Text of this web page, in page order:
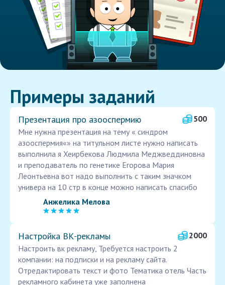
Примеры заданий
Презентация про азооспермию
500
Мне нужна презентация на тему « синдром
азооспермия«» на титульном листе нужно написать
выполнила я Хеирбекова Людмила Меджведдиновна
и преподаватель по генетике Егорова Мария
Леонтьевна вот надо выполнить с таким значком
универа на 10 стр в конце можно написать спасибо
Анжелика Мелова
Настройка ВК‑рекламы
2000
Настроить вк рекламу, Требуется настроить 2
компании: на подписки и на рекламу сайта.
Отредактировать текст и фото Тематика отель Часть
рекламного кабинета уже заполнена